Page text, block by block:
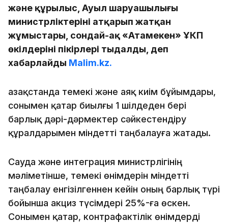
және құрылыс, Ауыл шаруашылығы
министрліктерінің атқарып жатқан
жұмыстары, сондай-ақ «Атамекен» ҰКП
өкілдерінің пікірлері тыңдалды, деп
хабарлайды Malim.kz.
Қазақстанда темекі және аяқ киім бұйымдары,
сонымен қатар биылғы 1 шілдеден бері
барлық дәрі-дәрмектер сәйкестендіру
құралдарымен міндетті таңбалауға жатады.
Сауда және интеграция министрлігінің
мәліметінше, темекі өнімдерін міндетті
таңбалау енгізілгеннен кейін оның барлық түрі
бойынша акциз түсімдері 25%-ға өскен.
Сонымен қатар, контрафактілік өнімдерді